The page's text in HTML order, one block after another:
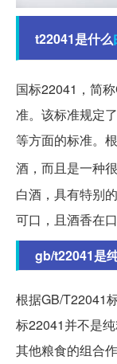
t22041是什么
国标22041，简
准。该标准规定
等方面的标准。
酒，而且是一种
白酒，具有特别
可口，且酒香在
gb/t22041是
根据GB/T22041
标22041并不是
其他粮食的组合